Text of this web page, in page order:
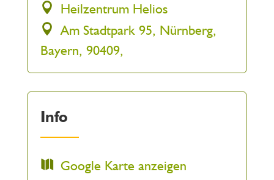
Heilzentrum Helios
Am Stadtpark 95, Nürnberg,
Bayern, 90409,
Info
Google Karte anzeigen